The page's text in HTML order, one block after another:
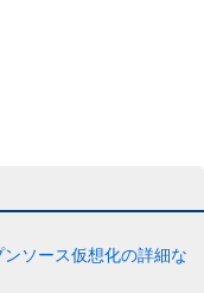
ンソース仮想化の詳細な